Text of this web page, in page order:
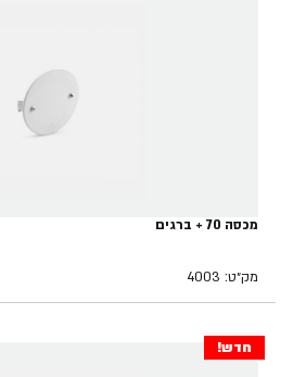
מכסה 70 + ברגים
מק״ט: 4003
חדש!